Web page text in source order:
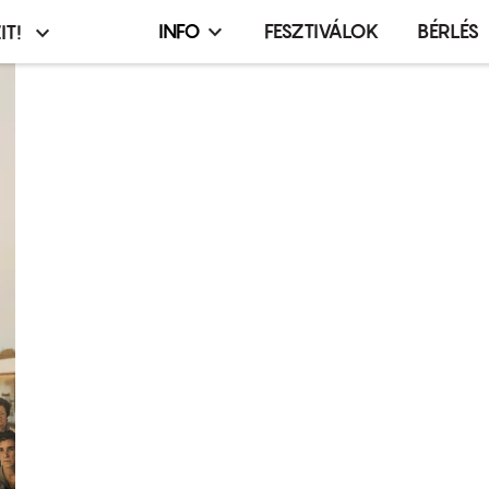
Infó,
INFO FESZTIVÁLOK BÉRLÉS